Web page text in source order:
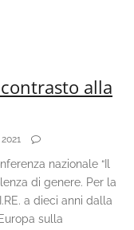
alla
nazionale “Il
di genere. Per la
a dieci anni dalla
sulla